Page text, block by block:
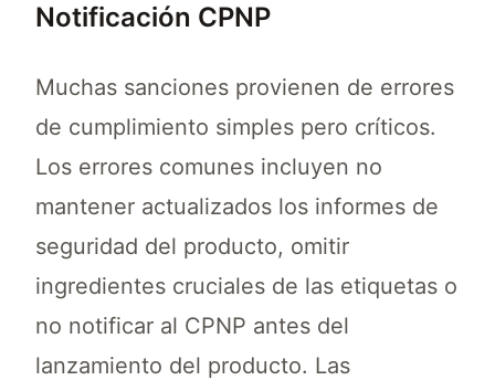
Notificación CPNP
Muchas sanciones provienen de errores
de cumplimiento simples pero críticos.
Los errores comunes incluyen no
mantener actualizados los informes de
seguridad del producto, omitir
ingredientes cruciales de las etiquetas o
no notificar al CPNP antes del
lanzamiento del producto. Las